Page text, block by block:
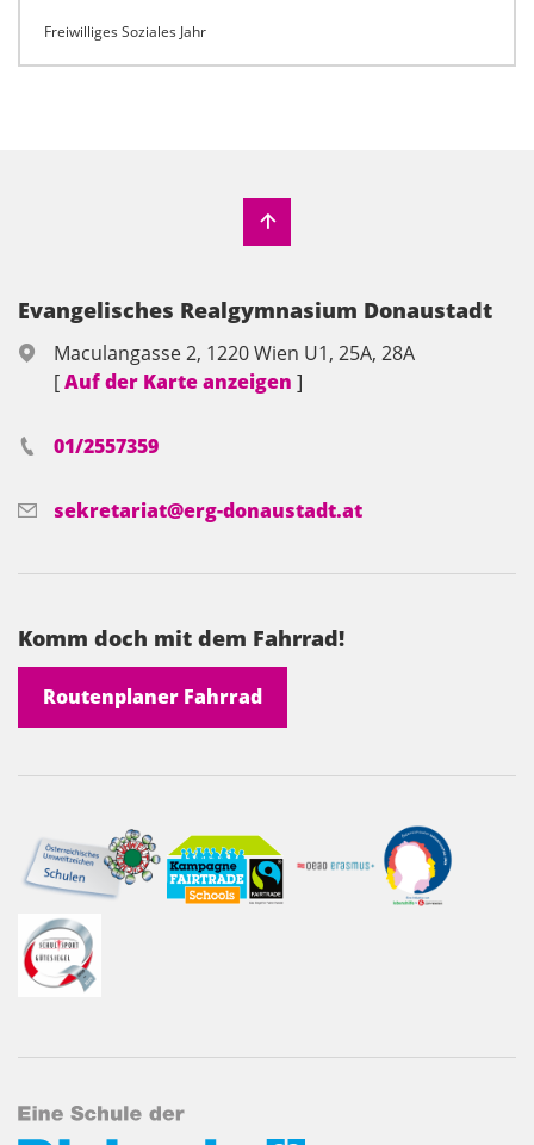
Freiwilliges Soziales Jahr
Evangelisches Realgymnasium Donaustadt
Maculangasse 2, 1220 Wien U1, 25A, 28A
[Auf der Karte anzeigen ]
01/2557359
sekretariat@erg-donaustadt.at
Komm doch mit dem Fahrrad!
Routenplaner Fahrrad